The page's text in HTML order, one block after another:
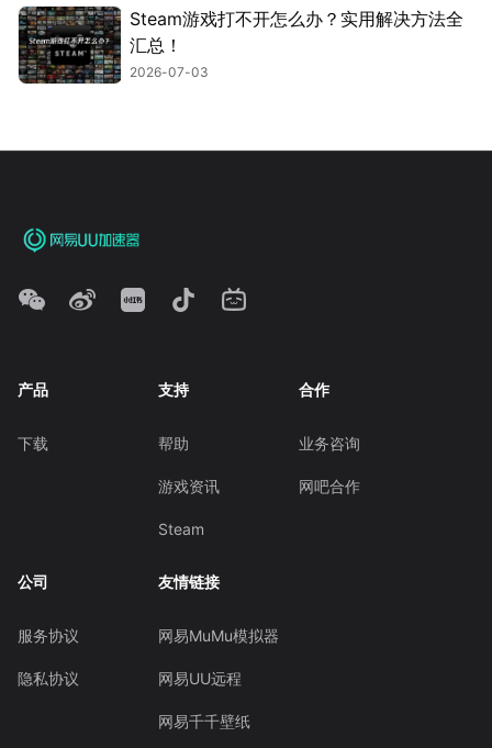
Steam游戏打不开怎么办？实用解决方法全
汇总！
2026-07-03
产品
下载
支持
帮助
游戏资讯
Steam
合作
业务咨询
网吧合作
公司
服务协议
隐私协议
友情链接
网易MuMu模拟器
网易UU远程
网易千千壁纸